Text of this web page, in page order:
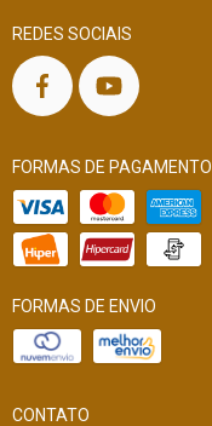
REDES SOCIAIS
FORMAS DE PAGAMENTO
FORMAS DE ENVIO
CONTATO